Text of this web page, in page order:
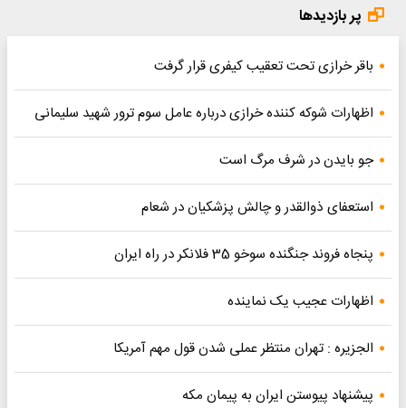
پر بازدیدها
باقر خرازی تحت تعقیب کیفری قرار گرفت
اظهارات شوکه کننده خرازی درباره عامل سوم ترور شهید سلیمانی
جو بایدن در شرف مرگ است
استعفای ذوالقدر و چالش پزشکیان در شعام
پنجاه فروند جنگنده سوخو 35 فلانکر در راه ایران
اظهارات عجیب یک نماینده
الجزیره : تهران منتظر عملی شدن قول مهم آمریکا
پیشنهاد پیوستن ایران به پیمان مکه